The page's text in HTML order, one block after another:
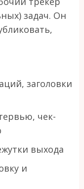
задач. Он
заголовки
чек-
выхода
и